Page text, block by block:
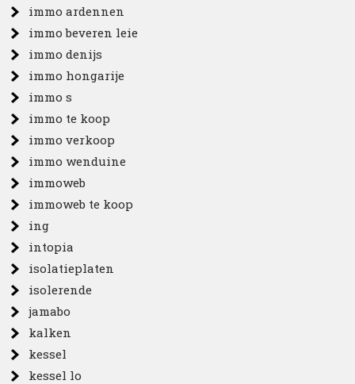
immo ardennen
immo beveren leie
immo denijs
immo hongarije
immo s
immo te koop
immo verkoop
immo wenduine
immoweb
immoweb te koop
ing
intopia
isolatieplaten
isolerende
jamabo
kalken
kessel
kessel lo